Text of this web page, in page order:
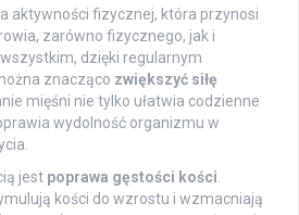
aktywności fizycznej, która przynosi
zarówno fizycznego, jak i
dzięki regularnym
znacząco zwiększyć siłę
mięśni nie tylko ułatwia codzienne
wydolność organizmu w
jest poprawa gęstości kości
kości do wzrostu i wzmacniają